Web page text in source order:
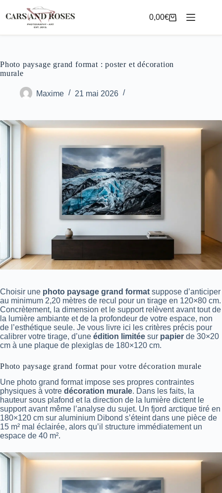
au
contenu
Panier
0,00€
Photo paysage grand format : poster et décoration
murale
Maxime 21 mai 2026
Choisir une photo paysage grand format suppose d’anticiper
au minimum 2,20 mètres de recul pour un tirage en 120×80 cm.
Concrètement, la dimension et le support relèvent avant tout de
la lumière ambiante et de la profondeur de votre espace, non
de l’esthétique seule. Je vous livre ici les critères précis pour
calibrer votre tirage, d’une édition limitée sur papier de 30×20
cm à une plaque de plexiglas de 180×120 cm.
Photo paysage grand format pour votre décoration murale
Une photo grand format impose ses propres contraintes
physiques à votre décoration murale. Dans les faits, la
hauteur sous plafond et la direction de la lumière dictent le
support avant même l’analyse du sujet. Un fjord arctique tiré en
180×120 cm sur aluminium Dibond s’éteint dans une pièce de
15 m² mal éclairée, alors qu’il structure immédiatement un
espace de 40 m².